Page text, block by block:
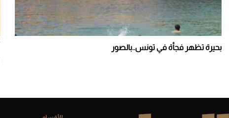
بحيرة تظهر فجأة في تونس..بالصور